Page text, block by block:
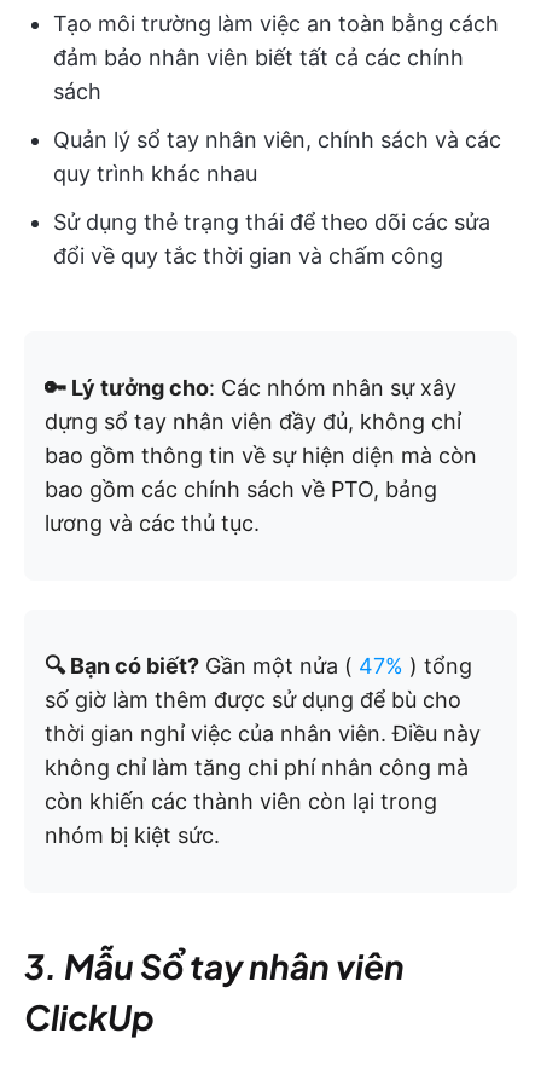
Tạo môi trường làm việc an toàn bằng cách
đảm bảo nhân viên biết tất cả các chính
sách
Quản lý sổ tay nhân viên, chính sách và các
quy trình khác nhau
Sử dụng thẻ trạng thái để theo dõi các sửa
đổi về quy tắc thời gian và chấm công
🔑 Lý tưởng cho: Các nhóm nhân sự xây
dựng sổ tay nhân viên đầy đủ, không chỉ
bao gồm thông tin về sự hiện diện mà còn
bao gồm các chính sách về PTO, bảng
lương và các thủ tục.
🔍 Bạn có biết? Gần một nửa ( 47% ) tổng
số giờ làm thêm được sử dụng để bù cho
thời gian nghỉ việc của nhân viên. Điều này
không chỉ làm tăng chi phí nhân công mà
còn khiến các thành viên còn lại trong
nhóm bị kiệt sức.
3. Mẫu Sổ tay nhân viên
ClickUp